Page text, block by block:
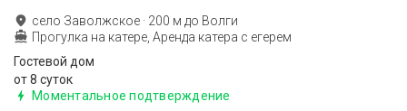
село Заволжское · 200 м до Волги
Прогулка на катере, Аренда катера с егерем
Гостевой дом
от 8 суток
Моментальное подтверждение